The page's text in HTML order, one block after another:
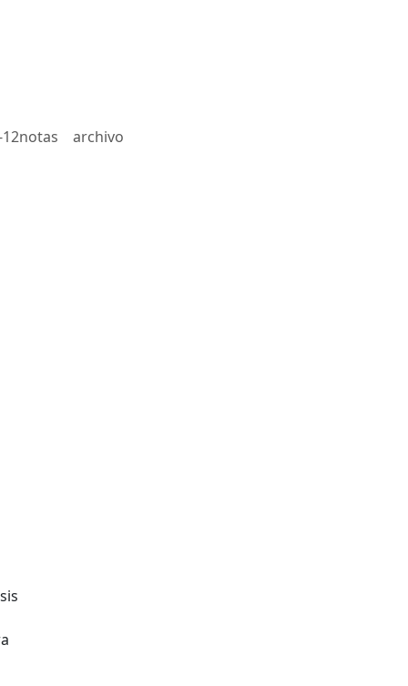
12notas archivo